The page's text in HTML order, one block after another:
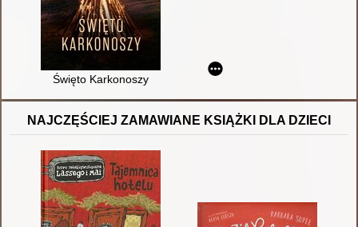
Święto Karkonoszy
NAJCZĘŚCIEJ ZAMAWIANE KSIĄŻKI DLA DZIECI